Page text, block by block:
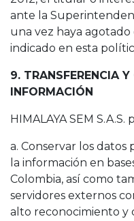
ante la
una vez haya
indicado en esta
9. TRANSFERENCIA
INFORMACIÓN
HIMALAYA SEM S.A.S.
a. Conservar los
la información en
Colombia, así como
servidores externos
alto reconocimiento y